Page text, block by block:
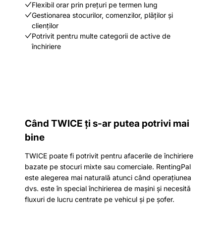
Flexibil orar prin prețuri pe termen lung
Gestionarea stocurilor, comenzilor, plăților și
clienților
Potrivit pentru multe categorii de active de
închiriere
Când TWICE ți s-ar putea potrivi mai
bine
TWICE poate fi potrivit pentru afacerile de închiriere
bazate pe stocuri mixte sau comerciale. RentingPal
este alegerea mai naturală atunci când operațiunea
dvs. este în special închirierea de mașini și necesită
fluxuri de lucru centrate pe vehicul și pe șofer.